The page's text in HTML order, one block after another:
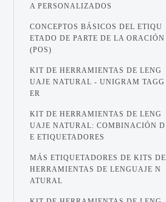
A PERSONALIZADOS
CONCEPTOS BÁSICOS DEL ETIQU
ETADO DE PARTE DE LA ORACIÓN
(POS)
KIT DE HERRAMIENTAS DE LENG
UAJE NATURAL - UNIGRAM TAGG
ER
KIT DE HERRAMIENTAS DE LENG
UAJE NATURAL: COMBINACIÓN D
E ETIQUETADORES
MÁS ETIQUETADORES DE KITS DE
HERRAMIENTAS DE LENGUAJE N
ATURAL